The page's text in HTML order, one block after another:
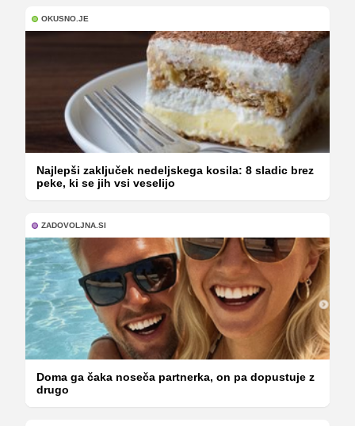
OKUSNO.JE
Najlepši zaključek nedeljskega kosila: 8 sladic brez
peke, ki se jih vsi veselijo
ZADOVOLJNA.SI
Doma ga čaka noseča partnerka, on pa dopustuje z
drugo